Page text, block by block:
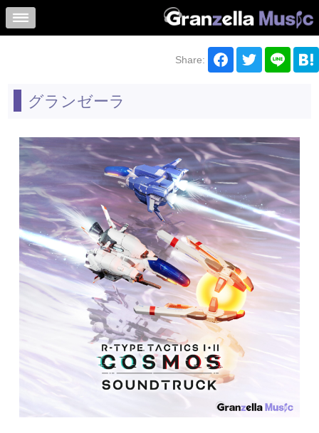
Share:
グランゼーラ